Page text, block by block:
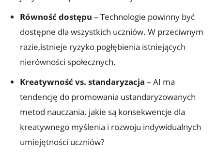
Równość dostępu – Technologie powinny być
dostępne dla wszystkich uczniów. W przeciwnym
razie,istnieje ryzyko pogłębienia istniejących
nierówności społecznych.
Kreatywność vs. standaryzacja – AI ma
tendencję do promowania ustandaryzowanych
metod nauczania. jakie są konsekwencje dla
kreatywnego myślenia i rozwoju indywidualnych
umiejętności uczniów?